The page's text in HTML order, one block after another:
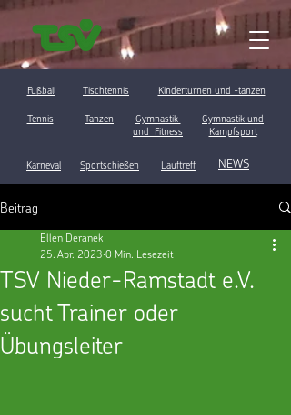
Fußball Tischtennis Kinderturnen und -tanzen
Tennis Tanzen
Gymnastik
und Fitness
Gymnastik und
Kampfsport
Karneval Sportschießen Lauftreff NEWS
Beitrag
TSV Nieder-Ramstadt e.V.
sucht Trainer oder
Übungsleiter
Ellen Deranek
25. Apr. 2023 0 Min. Lesezeit